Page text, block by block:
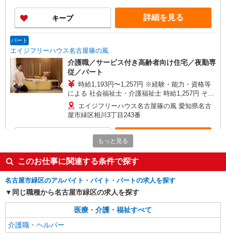
がい向上手当、日祝手当（月平均2回分）、夜勤手
当（月平均5回分）等、毎月平均的に支払われる手
当を含みます。 ※介護福祉士のみ、特別職務手当
分〜） ◎賞与 基本給2.08ヶ月分/年支給
キープ 詳細を見る
パート
エイジフリーハウス名古屋篠の風
介護職／サービス付き高齢者向け住宅／夜勤専
従／パート
時給1,193円〜1,257円 ※経験・能力・資格等
による 社会福祉士・介護福祉士 時給1,257円 その
他資格 時給1,193円 ※一律処遇改善加算含む 〇時
間外勤務手当 〇土日祝勤務手当 〇夜勤手当 〇年
末年始勤務手当
エイジフリーハウス名古屋篠の風 愛知県名古
屋市緑区相川3丁目243番
パート
エイジフリーハウス名古屋篠の風
サ高住小規模多機能／介護職／16-20時
時給1,193円〜1,257円 ※経験・能力・資格等
による 社会福祉士・介護福祉士 時給1,257円 その
他資格 時給1,193円
エイジフリーハウス名古屋篠の風 愛知県名古
もっと見る
このお仕事に関連する条件で探す
名古屋市緑区のアルバイト・バイト・パートの求人を探す
同じ職種から名古屋市緑区の求人を探す
医療・介護・福祉すべて
介護職・ヘルパー